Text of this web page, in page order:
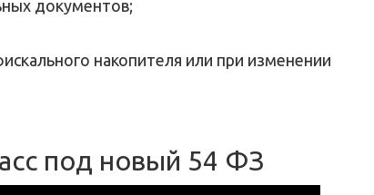
документов;
накопителя или при изменении
под новый 54 ФЗ